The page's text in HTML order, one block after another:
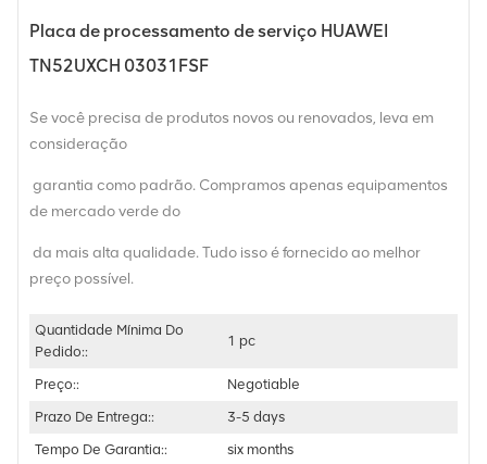
Placa de processamento de serviço HUAWEI
TN52UXCH 03031FSF
Se você precisa de produtos novos ou renovados, leva em
consideração
garantia como padrão. Compramos apenas equipamentos
de mercado verde do
da mais alta qualidade. Tudo isso é fornecido ao melhor
preço possível.
Quantidade Mínima Do
Pedido::
1 pc
Preço::
Negotiable
Prazo De Entrega::
3-5 days
Tempo De Garantia::
six months